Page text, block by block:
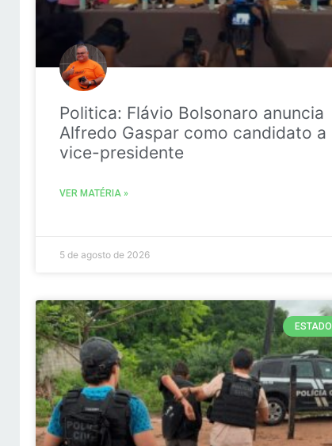
Politica: Flávio Bolsonaro anuncia
Alfredo Gaspar como candidato a
vice-presidente
VER MATÉRIA »
5 de agosto de 2026
ESTADO